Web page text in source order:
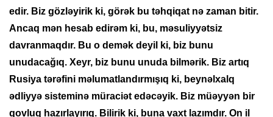
edir. Biz gözləyirik ki, görək bu təhqiqat nə zaman bitir.
Ancaq mən hesab edirəm ki, bu, məsuliyyətsiz
davranmaqdır. Bu o demək deyil ki, biz bunu
unudacağıq. Xeyr, biz bunu unuda bilmərik. Biz artıq
Rusiya tərəfini məlumatlandırmışıq ki, beynəlxalq
ədliyyə sisteminə müraciət edəcəyik. Biz müəyyən bir
qovluq hazırlayırıq. Bilirik ki, buna vaxt lazımdır. On il